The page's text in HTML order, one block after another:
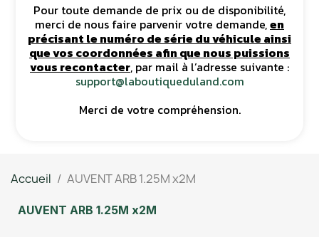
Pour toute demande de prix ou de disponibilité,
merci de nous faire parvenir votre demande,en
précisant le numéro de série du véhicule ainsi
que vos coordonnées afin que nous puissions
vous recontacter, par mail à l’adresse suivante :
support@laboutiqueduland.com
Merci de votre compréhension.
Accueil AUVENT ARB 1.25M x2M
AUVENT ARB 1.25M x2M